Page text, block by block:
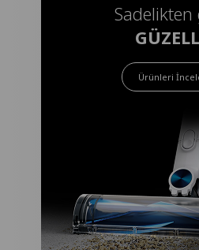
Sadelikten
Ürünleri